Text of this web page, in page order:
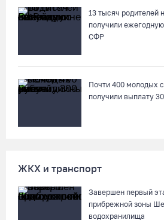
13 тысяч родителей
получили
СФР
Почти 400 молодых
получили выплату
ЖКХ и транспорт
Завершен первый
прибрежной зоны
водохранилища